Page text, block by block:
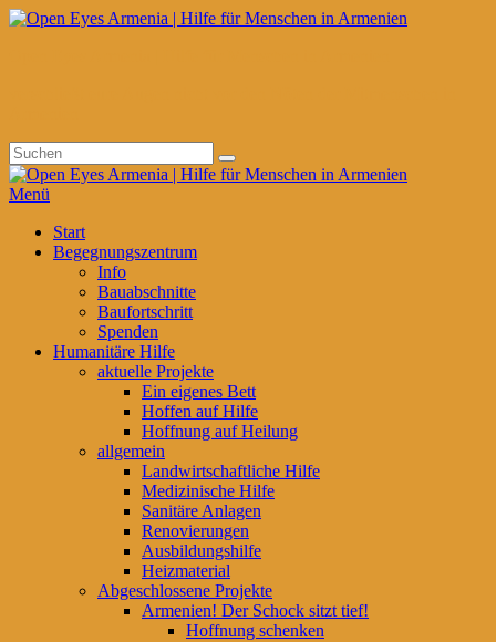
Zum
Suchen
nach:
Suchen
Menü
Primäres
Menü
Start
Begegnungszentrum
Info
Bauabschnitte
Baufortschritt
Spenden
Humanitäre Hilfe
aktuelle Projekte
Ein eigenes Bett
Hoffen auf Hilfe
Hoffnung auf Heilung
allgemein
Landwirtschaftliche Hilfe
Medizinische Hilfe
Sanitäre Anlagen
Renovierungen
Ausbildungshilfe
Heizmaterial
Abgeschlossene Projekte
Armenien! Der Schock sitzt tief!
Hoffnung schenken